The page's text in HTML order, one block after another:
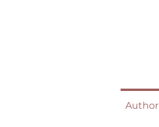
Author